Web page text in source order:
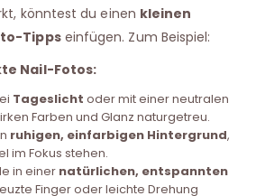
könntest du einen kleinen
Tippseinfügen. Zum Beispiel:
Nail-Fotos:
Tageslicht oder mit einer neutralen
Farben und Glanz naturgetreu.
ruhigen, einfarbigen Hintergrund,
im Fokus stehen.
in einer natürlichen, entspannten
Finger oder leichte Drehung